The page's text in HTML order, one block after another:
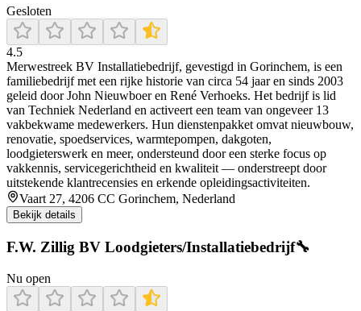
Gesloten
4.5
Merwestreek BV Installatiebedrijf, gevestigd in Gorinchem, is een
familiebedrijf met een rijke historie van circa 54 jaar en sinds 2003
geleid door John Nieuwboer en René Verhoeks. Het bedrijf is lid
van Techniek Nederland en activeert een team van ongeveer 13
vakbekwame medewerkers. Hun dienstenpakket omvat nieuwbouw,
renovatie, spoedservices, warmtepompen, dakgoten,
loodgieterswerk en meer, ondersteund door een sterke focus op
vakkennis, servicegerichtheid en kwaliteit — onderstreept door
uitstekende klantrecensies en erkende opleidingsactiviteiten.
Vaart 27, 4206 CC Gorinchem, Nederland
Bekijk details
F.W. Zillig BV Loodgieters/Installatiebedrijf🔧
Nu open